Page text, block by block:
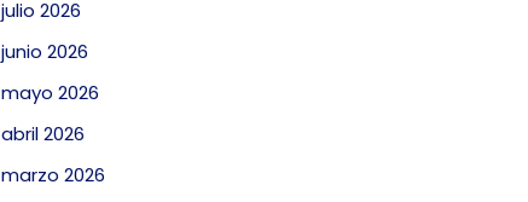
julio 2026
junio 2026
mayo 2026
abril 2026
marzo 2026